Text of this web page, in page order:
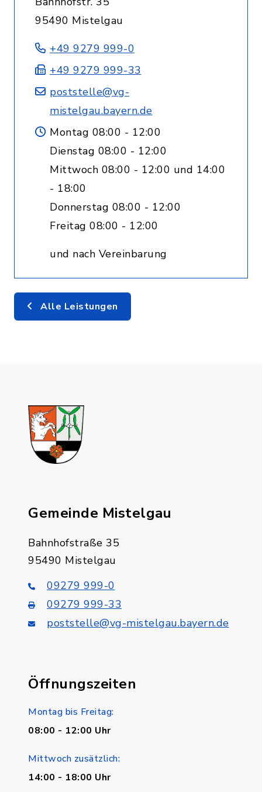
95490 Mistelgau
+49 9279 999-0
+49 9279 999-33
poststelle@vg-
mistelgau.bayern.de
Montag 08:00 - 12:00
Dienstag 08:00 - 12:00
Mittwoch 08:00 - 12:00 und 14:00
- 18:00
Donnerstag 08:00 - 12:00
Freitag 08:00 - 12:00
und nach Vereinbarung
Alle Leistungen
Gemeinde Mistelgau
Bahnhofstraße 35
95490 Mistelgau
09279 999-0
09279 999-33
poststelle@vg-mistelgau.bayern.de
Öffnungszeiten
Montag bis Freitag:
08:00 - 12:00 Uhr
Mittwoch zusätzlich:
14:00 - 18:00 Uhr